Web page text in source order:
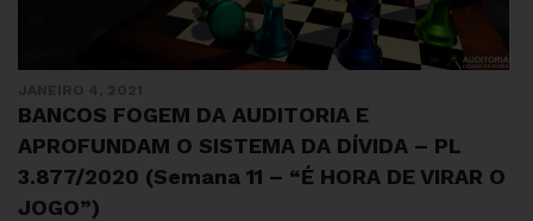
BANCOS FOGEM DA AUDITORIA E
APROFUNDAM O SISTEMA DA DÍVIDA – PL
3.877/2020 (Semana 11 – “É HORA DE VIRAR O
JOGO”)